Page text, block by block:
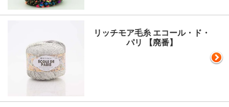
リッチモア毛糸 エコール・ド・
パリ 【廃番】